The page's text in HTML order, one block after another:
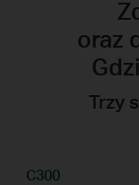
oraz
Trzy
C300